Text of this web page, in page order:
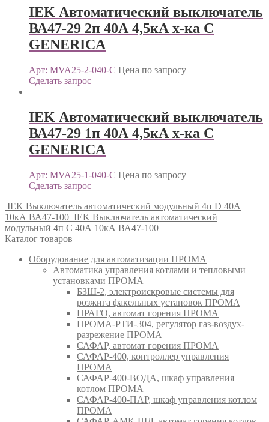
IEK Автоматический выключатель
ВА47-29 2п 40А 4,5кА х-ка С
GENERICА
Арт: MVA25-2-040-C Цена по запросу
Сделать запрос
IEK Автоматический выключатель
ВА47-29 1п 40А 4,5кА х-ка С
GENERICА
Арт: MVA25-1-040-C Цена по запросу
Сделать запрос
IEK Выключатель автоматический модульный 4п D 40А
10кА ВА47-100 IEK Выключатель автоматический
модульный 4п C 40А 10кА ВА47-100
Каталог товаров
Оборудование для автоматизации ПРОМА
Автоматика управления котлами и тепловыми
установками ПРОМА
БЗШ-2, электроискровые системы для
розжига факельных установок ПРОМА
ПРАГО, автомат горения ПРОМА
ПРОМА-РТИ-304, регулятор газ-воздух-
разрежение ПРОМА
САФАР, автомат горения ПРОМА
САФАР-400, контроллер управления
ПРОМА
САФАР-400-ВОДА, шкаф управления
котлом ПРОМА
САФАР-400-ПАР, шкаф управления котлом
ПРОМА